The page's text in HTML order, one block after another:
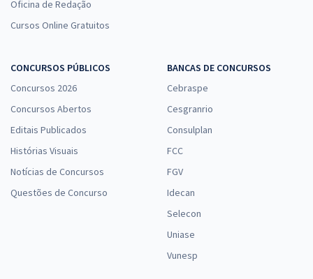
Oficina de Redação
Cursos Online Gratuitos
CONCURSOS PÚBLICOS
Concursos 2026
Concursos Abertos
Editais Publicados
Histórias Visuais
Notícias de Concursos
Questões de Concurso
BANCAS DE CONCURSOS
Cebraspe
Cesgranrio
Consulplan
FCC
FGV
Idecan
Selecon
Uniase
Vunesp